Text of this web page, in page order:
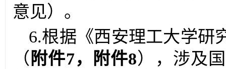
意见）。
6.根据《西安理工大学研
（ 附件7，附件8），涉及